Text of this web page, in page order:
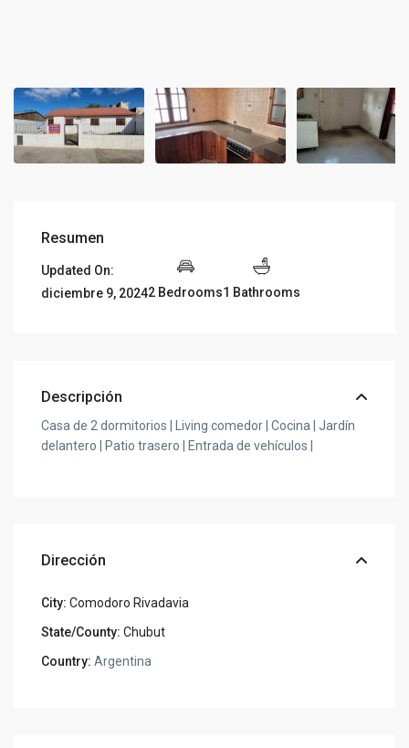
Resumen
Updated On:
diciembre 9, 20242 Bedrooms1 Bathrooms
Descripción
Casa de 2 dormitorios | Living comedor | Cocina | Jardín
delantero | Patio trasero | Entrada de vehículos |
Dirección
City: Comodoro Rivadavia
State/County: Chubut
Country: Argentina